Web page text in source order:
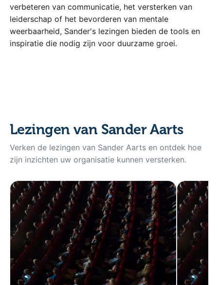
verbeteren van communicatie, het versterken van
leiderschap of het bevorderen van mentale
weerbaarheid, Sander's lezingen bieden de tools en
inspiratie die nodig zijn voor duurzame groei.
Lezingen van Sander Aarts
Verken de lezingen van Sander Aarts en ontdek hoe
zijn inzichten uw organisatie kunnen versterken.